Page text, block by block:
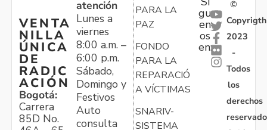
VENTA
NILLA
ÚNICA
DE
RADIC
ACIÓN
Bogotá:
Carrera
85D No.
atención
Lunes a
viernes
8:00 a.m. –
6:00 p.m.
Sábado,
Domingo y
Festivos
Auto
consulta
PARA LA
PAZ
FONDO
PARA LA
REPARACIÓN
A VÍCTIMAS
SNARIV-
SISTEMA
gu
en
os
en:
©
Copyrigth
2023
-
Todos
los
derechos